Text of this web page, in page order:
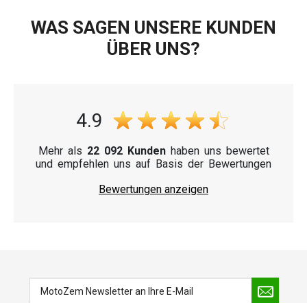
WAS SAGEN UNSERE KUNDEN
ÜBER UNS?
4.9
Mehr als 22 092 Kundenhaben uns bewertet
und empfehlen uns auf Basis der Bewertungen
Bewertungen anzeigen